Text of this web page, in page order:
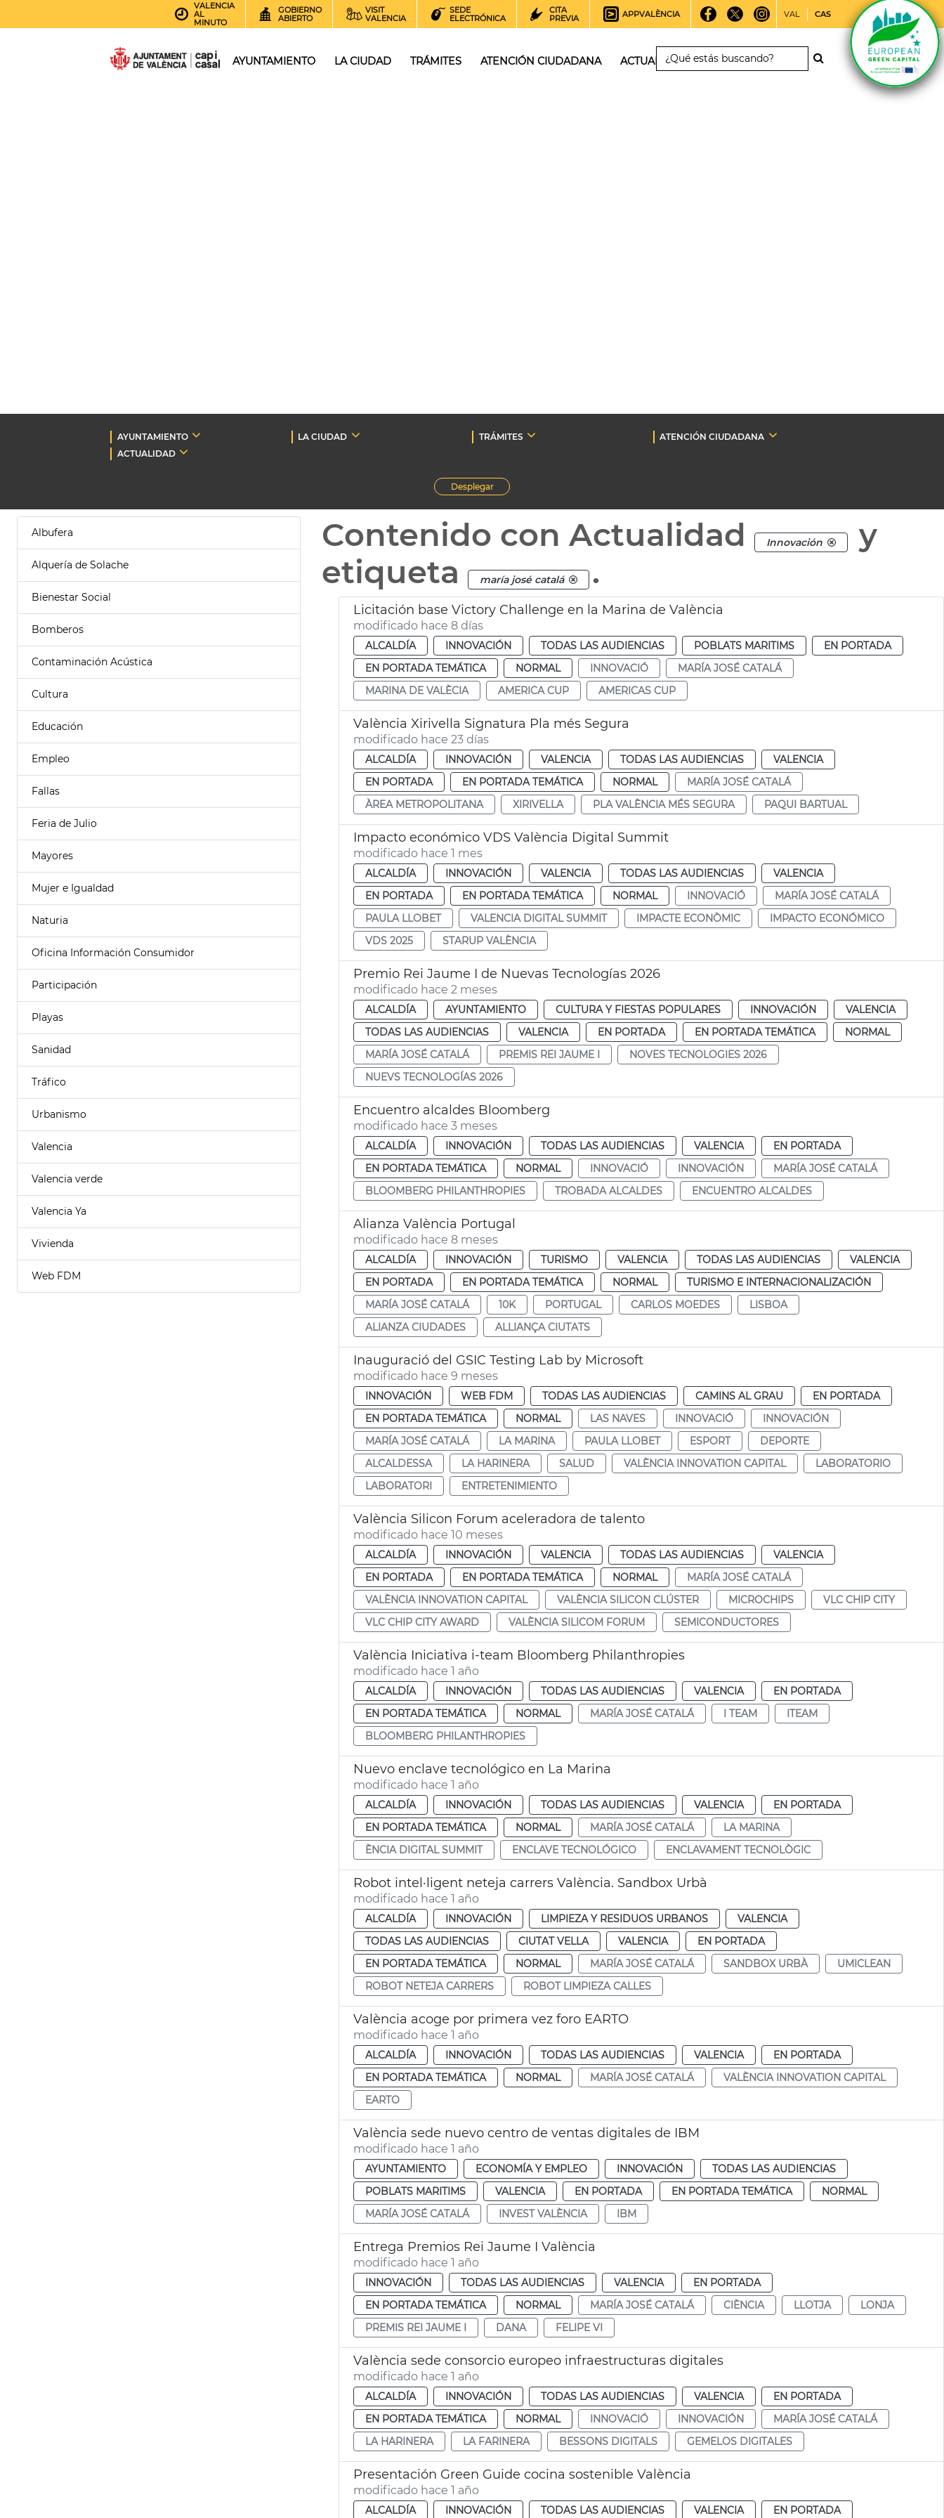
VALENCIA
AL
MINUTO
GOBIERNO
ABIERTO
VISIT
VALENCIA
SEDE
ELECTRÓNICA
CITA
PREVIA
APPVALÈNCIA VAL CAS
AYUNTAMIENTO LA CIUDAD TRÁMITES ATENCIÓN CIUDADANA ACTUALIDAD
AYUNTAMIENTO LA CIUDAD TRÁMITES
ATENCIÓN CIUDADANA
ACTUALIDAD
Desplegar
Albufera
Alquería de Solache
Bienestar Social
Bomberos
Contaminación Acústica
Cultura
Educación
Empleo
Fallas
Feria de Julio
Mayores
Mujer e Igualdad
Naturia
Oficina Información Consumidor
Participación
Playas
Sanidad
Tráfico
Urbanismo
Valencia
Valencia verde
Valencia Ya
Vivienda
Web FDM
Contenido con Actualidad Innovación
y
etiqueta
maría josé catalá .
Licitación base Victory Challenge en la Marina de València
modificado hace 8 días
ALCALDÍA INNOVACIÓN TODAS LAS AUDIENCIAS POBLATS MARITIMS
EN PORTADA
EN PORTADA TEMÁTICA
NORMAL INNOVACIÓ
MARÍA JOSÉ CATALÁ
MARINA DE VALÈCIA
AMERICA CUP AMERICAS CUP
València Xirivella Signatura Pla més Segura
modificado hace 23 días
ALCALDÍA INNOVACIÓN VALENCIA TODAS LAS AUDIENCIAS
VALENCIA
EN PORTADA
EN PORTADA TEMÁTICA NORMAL
MARÍA JOSÉ CATALÁ
ÀREA METROPOLITANA
XIRIVELLA PLA VALÈNCIA MÉS SEGURA PAQUI BARTUAL
Impacto económico VDS València Digital Summit
modificado hace 1 mes
ALCALDÍA INNOVACIÓN VALENCIA TODAS LAS AUDIENCIAS
VALENCIA
EN PORTADA
EN PORTADA TEMÁTICA NORMAL INNOVACIÓ
MARÍA JOSÉ CATALÁ
PAULA LLOBET
VALENCIA DIGITAL SUMMIT IMPACTE ECONÒMIC
IMPACTO ECONÓMICO
VDS 2025
STARUP VALÈNCIA
Premio Rei Jaume I de Nuevas Tecnologías 2026
modificado hace 2 meses
ALCALDÍA AYUNTAMIENTO CULTURA Y FIESTAS POPULARES INNOVACIÓN
VALENCIA
TODAS LAS AUDIENCIAS
VALENCIA EN PORTADA EN PORTADA TEMÁTICA
NORMAL
MARÍA JOSÉ CATALÁ
PREMIS REI JAUME I
NOVES TECNOLOGIES 2026
NUEVS TECNOLOGÍAS 2026
Encuentro alcaldes Bloomberg
modificado hace 3 meses
ALCALDÍA INNOVACIÓN TODAS LAS AUDIENCIAS VALENCIA
EN PORTADA
EN PORTADA TEMÁTICA
NORMAL INNOVACIÓ INNOVACIÓN
MARÍA JOSÉ CATALÁ
BLOOMBERG PHILANTHROPIES
TROBADA ALCALDES ENCUENTRO ALCALDES
Alianza València Portugal
modificado hace 8 meses
ALCALDÍA INNOVACIÓN TURISMO VALENCIA TODAS LAS AUDIENCIAS
VALENCIA
EN PORTADA
EN PORTADA TEMÁTICA NORMAL
TURISMO E INTERNACIONALIZACIÓN
MARÍA JOSÉ CATALÁ
10K PORTUGAL CARLOS MOEDES
LISBOA
ALIANZA CIUDADES
ALLIANÇA CIUTATS
Inauguració del GSIC Testing Lab by Microsoft
modificado hace 9 meses
INNOVACIÓN WEB FDM TODAS LAS AUDIENCIAS CAMINS AL GRAU
EN PORTADA
EN PORTADA TEMÁTICA
NORMAL LAS NAVES INNOVACIÓ
INNOVACIÓN
MARÍA JOSÉ CATALÁ
LA MARINA PAULA LLOBET ESPORT
DEPORTE
ALCALDESSA
LA HARINERA SALUD VALÈNCIA INNOVATION CAPITAL
LABORATORIO
LABORATORI
ENTRETENIMIENTO
València Silicon Forum aceleradora de talento
modificado hace 10 meses
ALCALDÍA INNOVACIÓN VALENCIA TODAS LAS AUDIENCIAS
VALENCIA
EN PORTADA
EN PORTADA TEMÁTICA NORMAL
MARÍA JOSÉ CATALÁ
VALÈNCIA INNOVATION CAPITAL
VALÈNCIA SILICON CLÚSTER MICROCHIPS
VLC CHIP CITY
VLC CHIP CITY AWARD
VALÈNCIA SILICOM FORUM SEMICONDUCTORES
València Iniciativa i-team Bloomberg Philanthropies
modificado hace 1 año
ALCALDÍA INNOVACIÓN TODAS LAS AUDIENCIAS VALENCIA
EN PORTADA
EN PORTADA TEMÁTICA
NORMAL MARÍA JOSÉ CATALÁ I TEAM
ITEAM
BLOOMBERG PHILANTHROPIES
Nuevo enclave tecnológico en La Marina
modificado hace 1 año
ALCALDÍA INNOVACIÓN TODAS LAS AUDIENCIAS VALENCIA
EN PORTADA
EN PORTADA TEMÁTICA
NORMAL MARÍA JOSÉ CATALÁ
LA MARINA
ÈNCIA DIGITAL SUMMIT
ENCLAVE TECNOLÓGICO ENCLAVAMENT TECNOLÒGIC
Robot intel·ligent neteja carrers València. Sandbox Urbà
modificado hace 1 año
ALCALDÍA INNOVACIÓN LIMPIEZA Y RESIDUOS URBANOS
VALENCIA
TODAS LAS AUDIENCIAS
CIUTAT VELLA VALENCIA
EN PORTADA
EN PORTADA TEMÁTICA
NORMAL MARÍA JOSÉ CATALÁ SANDBOX URBÀ
UMICLEAN
ROBOT NETEJA CARRERS
ROBOT LIMPIEZA CALLES
València acoge por primera vez foro EARTO
modificado hace 1 año
ALCALDÍA INNOVACIÓN TODAS LAS AUDIENCIAS VALENCIA
EN PORTADA
EN PORTADA TEMÁTICA
NORMAL MARÍA JOSÉ CATALÁ
VALÈNCIA INNOVATION CAPITAL
EARTO
València sede nuevo centro de ventas digitales de IBM
modificado hace 1 año
AYUNTAMIENTO ECONOMÍA Y EMPLEO INNOVACIÓN
TODAS LAS AUDIENCIAS
POBLATS MARITIMS
VALENCIA EN PORTADA EN PORTADA TEMÁTICA
NORMAL
MARÍA JOSÉ CATALÁ
INVEST VALÈNCIA IBM
Entrega Premios Rei Jaume I València
modificado hace 1 año
INNOVACIÓN TODAS LAS AUDIENCIAS VALENCIA
EN PORTADA
EN PORTADA TEMÁTICA
NORMAL MARÍA JOSÉ CATALÁ CIÈNCIA LLOTJA
LONJA
PREMIS REI JAUME I
DANA FELIPE VI
València sede consorcio europeo infraestructuras digitales
modificado hace 1 año
ALCALDÍA INNOVACIÓN TODAS LAS AUDIENCIAS VALENCIA
EN PORTADA
EN PORTADA TEMÁTICA
NORMAL INNOVACIÓ INNOVACIÓN
MARÍA JOSÉ CATALÁ
LA HARINERA
LA FARINERA BESSONS DIGITALS GEMELOS DIGITALES
Presentación Green Guide cocina sostenible València
modificado hace 1 año
ALCALDÍA INNOVACIÓN TODAS LAS AUDIENCIAS VALENCIA EN PORTADA